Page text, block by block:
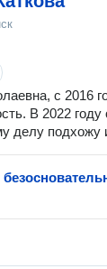
с 2016
В 2022
делу подхожу